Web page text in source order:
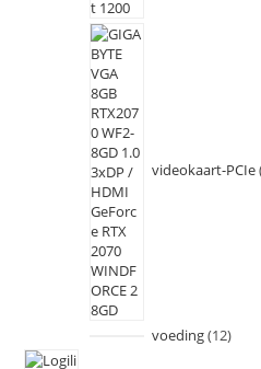
videokaart-PCIe
voeding 12